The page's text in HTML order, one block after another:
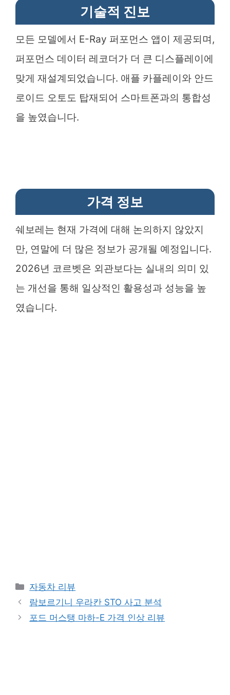
기술적 진보
모든 모델에서 E-Ray 퍼포먼스 앱이 제공되며,
퍼포먼스 데이터 레코더가 더 큰 디스플레이에
맞게 재설계되었습니다. 애플 카플레이와 안드
로이드 오토도 탑재되어 스마트폰과의 통합성
을 높였습니다.
가격 정보
쉐보레는 현재 가격에 대해 논의하지 않았지
만, 연말에 더 많은 정보가 공개될 예정입니다.
2026년 코르벳은 외관보다는 실내의 의미 있
는 개선을 통해 일상적인 활용성과 성능을 높
였습니다.
Categories
자동차 리뷰
람보르기니 우라칸 STO 사고 분석
포드 머스탱 마하-E 가격 인상 리뷰